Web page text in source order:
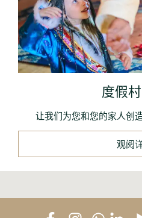
度假
让我们为您和您的家人创
观阅